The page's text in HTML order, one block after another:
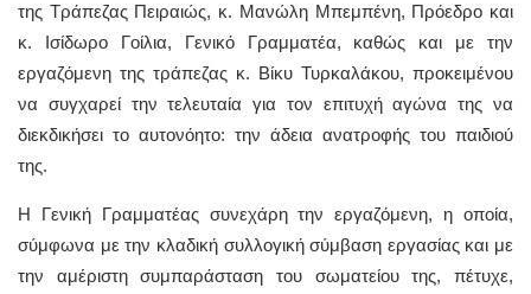
της Τράπεζας Πειραιώς, κ. Μανώλη Μπεμπένη, Πρόεδρο και
κ. Ισίδωρο Γοίλια, Γενικό Γραμματέα, καθώς και με την
εργαζόμενη της τράπεζας κ. Βίκυ Τυρκαλάκου, προκειμένου
να συγχαρεί την τελευταία για τον επιτυχή αγώνα της να
διεκδικήσει το αυτονόητο: την άδεια ανατροφής του παιδιού
της.
Η Γενική Γραμματέας συνεχάρη την εργαζόμενη, η οποία,
σύμφωνα με την κλαδική συλλογική σύμβαση εργασίας και με
την αμέριστη συμπαράσταση του σωματείου της, πέτυχε,